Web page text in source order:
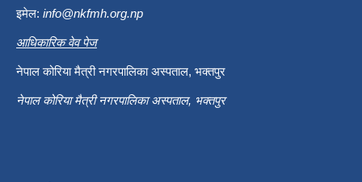
इमेल: info@nkfmh.org.np
आधिकारिक वेव पेज
नेपाल कोरिया मैत्री नगरपालिका अस्पताल, भक्तपुर
नेपाल कोरिया मैत्री नगरपालिका अस्पताल, भक्तपुर